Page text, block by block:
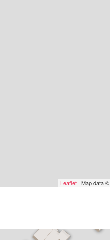
Leaflet | Map data ©